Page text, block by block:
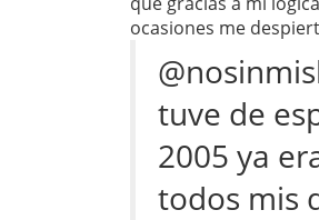
ocasiones me
tuve de
2005 ya
todos mis